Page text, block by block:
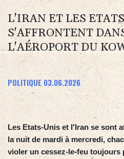
L'IRAN ET LES
S'AFFRONTENT
L'AÉROPORT DU
POLITIQUE 03.06.2026
Les Etats-Unis et l'Iran se sont
la nuit de mardi à mercredi,
violer un cessez-le-feu toujours